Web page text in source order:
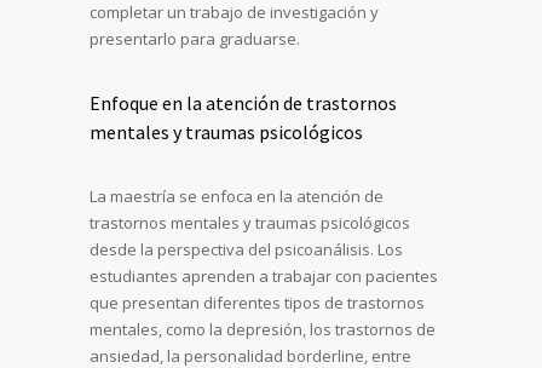
completar un trabajo de investigación y
presentarlo para graduarse.
Enfoque en la atención de trastornos
mentales y traumas psicológicos
La maestría se enfoca en la atención de
trastornos mentales y traumas psicológicos
desde la perspectiva del psicoanálisis. Los
estudiantes aprenden a trabajar con pacientes
que presentan diferentes tipos de trastornos
mentales, como la depresión, los trastornos de
ansiedad, la personalidad borderline, entre